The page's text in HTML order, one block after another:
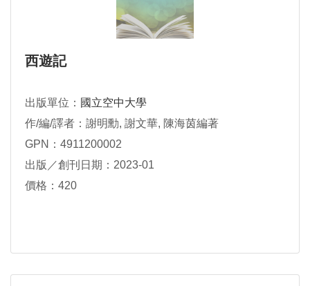
西遊記
出版單位： 國立空中大學
作/編/譯者：謝明勳, 謝文華, 陳海茵編著
GPN：4911200002
出版／創刊日期：2023-01
價格：420